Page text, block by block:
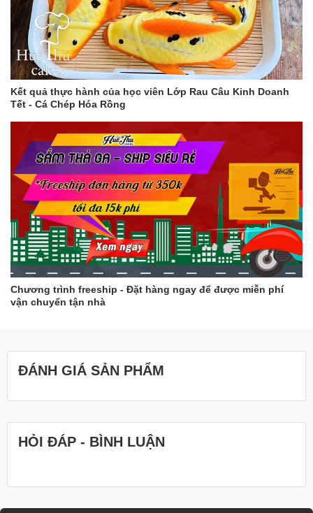
Kết quả thực hành của học viên Lớp Rau Câu Kinh Doanh
Tết - Cá Chép Hóa Rồng
Chương trình freeship - Đặt hàng ngay để được miễn phí
vận chuyển tận nhà
ĐÁNH GIÁ SẢN PHẨM
HỎI ĐÁP - BÌNH LUẬN